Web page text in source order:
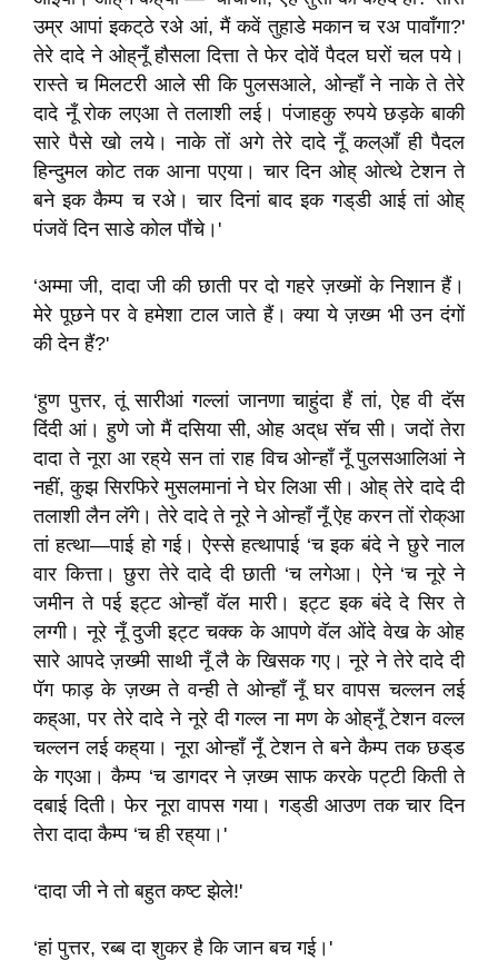
उम्र आपां इकट्‌ठे रअे आं, मैं कवें तुहाडे मकान च रअ पावाँगा?'
तेरे दादे ने ओह्‌नूँ हौसला दित्ता ते फेर दोवेंं पैदल घरों चल पये।
रास्ते च मिलटरी आले सी कि पुलसआले, ओन्हाँ ने नाके ते तेरे
दादे नूँ रोक लएआ ते तलाशी लई। पंजाहकु रुपये छड़के बाकी
सारे पैसे खो लये। नाके तों अगे तेरे दादे नूँ कल्आँ ही पैदल
हिन्दुमल कोट तक आना पएया। चार दिन ओह्‌ ओत्थे टेशन ते
बने इक कैम्प च रअे। चार दिनां बाद इक गड्‌डी आई तां ओह्‌
पंजवें दिन साडे कोल पौंचे।'
‘अम्मा जी, दादा जी की छाती पर दो गहरे ज़ख्मों के निशान हैं।
मेरे पूछने पर वे हमेशा टाल जाते हैं। क्या ये ज़ख्म भी उन दंगों
की देन हैं?'
‘हुण पुत्तर, तूं सारीआं गल्लां जानणा चाहुंदा हैं तां, ऐह वी दॅस
दिंदी आं। हुणे जो मैं दसिया सी, ओह अद्‌ध सॅच सी। जदों तेरा
दादा ते नूरा आ रह्‌ये सन तां राह विच ओन्हाँ नूँ पुलसआलिआं ने
नहीं, कुझ सिरफिरे मुसलमानां ने घेर लिआ सी। ओह्‌ तेरे दादे दी
तलाशी लैन लॅगे। तेरे दादे ते नूरे ने ओन्हाँ नूँ ऐह करन तों रोक्‌आ
तां हत्था—पाई हो गई। ऐस्से हत्थापाई ‘च इक बंदे ने छुरे नाल
वार कित्ता। छुरा तेरे दादे दी छाती ‘च लगेआ। ऐने ‘च नूरे ने
जमीन ते पई इट्ट ओन्हाँ वॅल मारी। इट्ट इक बंदे दे सिर ते
लग्गी। नूरे नूँ दुजी इट्ट चक्क के आपणे वॅल ओंदे वेख के ओह
सारे आपदे ज़ख्मी साथी नूँ लै के खिसक गए। नूरे ने तेरे दादे दी
पॅग फाड़ के ज़ख्म ते वन्ही ते ओन्हाँ नूँ घर वापस चल्लन लई
कह्‌आ, पर तेरे दादे ने नूरे दी गल्ल ना मण के ओह्‌नूँ टेशन वल्ल
चल्लन लई कह्‌या। नूरा ओन्हाँ नूँ टेशन ते बने कैम्प तक छड्‌ड
के गएआ। कैम्प ‘च डागदर ने ज़ख्म साफ करके पट्टी किती ते
दबाई दिती। फेर नूरा वापस गया। गड्‌डी आउण तक चार दिन
तेरा दादा कैम्प ‘च ही रह्‌या।'
‘दादा जी ने तो बहुत कष्ट झेले!'
‘हां पुत्तर, रब्ब दा शुकर है कि जान बच गई।'